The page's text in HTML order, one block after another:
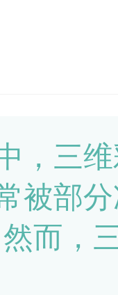
，三
被部
而，